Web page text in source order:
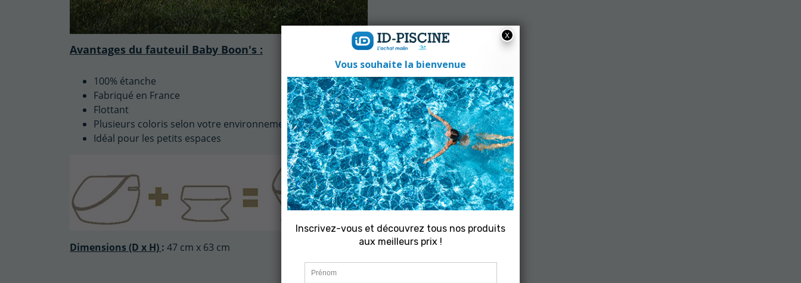
Avantages du fauteuil Baby Boon's :
100% étanche
Fabriqué en France
Flottant
Plusieurs coloris selon votre environnement
Idéal pour les petits espaces
Dimensions (D x H) : 47 cm x 63 cm